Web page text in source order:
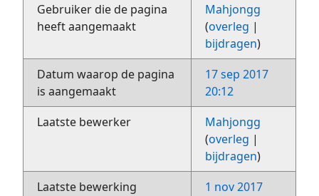
Gebruiker die de pagina
heeft aangemaakt
Mahjongg
(overleg |
bijdragen)
Datum waarop de pagina
is aangemaakt
17 sep 2017
20:12
Laatste bewerker
Mahjongg
(overleg |
bijdragen)
Laatste bewerking
1 nov 2017